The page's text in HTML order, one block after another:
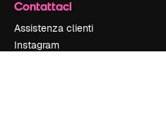
Contattaci
Assistenza clienti
Instagram